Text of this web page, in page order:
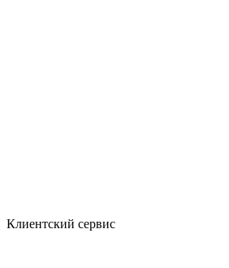
Клиентский сервис